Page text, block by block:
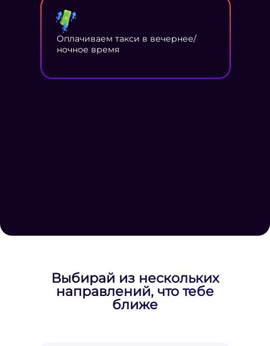
Оплачиваем такси в вечернее/
ночное время
Выбирай из нескольких
направлений, что тебе
ближе